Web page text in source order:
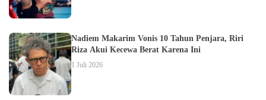
Nadiem Makarim Vonis 10 Tahun Penjara, Riri
Riza Akui Kecewa Berat Karena Ini
1 Juli 2026